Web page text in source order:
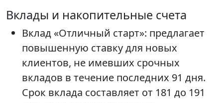
Вклады и накопительные счета
Вклад «Отличный старт»: предлагает
повышенную ставку для новых
клиентов, не имевших срочных
вкладов в течение последних 91 дня.
Срок вклада составляет от 181 до 191